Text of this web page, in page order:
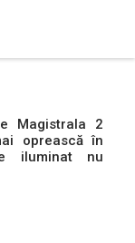
Magistrala 2
oprească în
iluminat nu